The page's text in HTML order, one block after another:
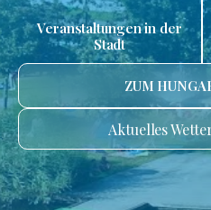
Veranstaltungen in der
Stadt
ZUM
Aktuelles